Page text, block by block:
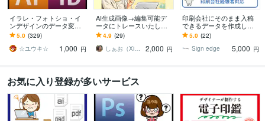
イラレ・フォトショ・イ
ンデザインのデータ変換
します デザイン作成のご
相談はDMより受けており
ます
5.0 (329)
☆ユウキ☆
1,000 円
AI生成画像→編集可能デ
ータにトレースいたしま
す ☆AI画像、そのまま
「使えない問題」解決し
ます！
4.9 (29)
しぁお（Xiao）
2,000 円
印刷会社にそのまま入稿
できるデータを作成しま
す 印刷会社経験者が入稿
データ作成 スピーディ
ーに対応します
5.0 (22)
Sign edge
5,000 円
お気に入り登録が多いサービス